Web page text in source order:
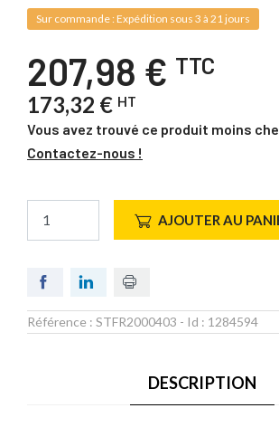
Sur commande : Expédition sous 3 à 21 jours
207,98 € TTC
173,32 € HT
Vous avez trouvé ce produit moins
Contactez-nous !
AJOUTER AU
Référence : STFR2000403 - Id : 1284594
DESCRIPTION